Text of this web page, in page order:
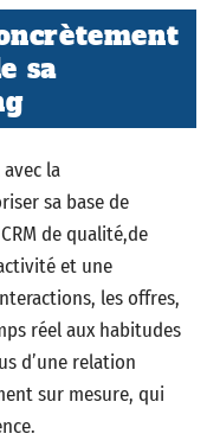
sa
la
sa base de
de qualité,de
et une
les offres,
réel aux habitudes
d’une relation
sur mesure, qui